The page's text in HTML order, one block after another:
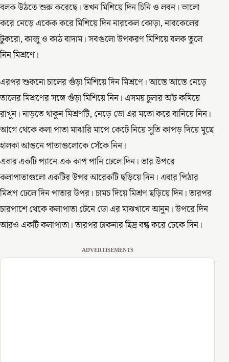
বলক উঠতে শুরু করেছে। তখন মিশিয়ে দিন চিনি ও লবন। ভালো
করে নেড়ে একেক করে মিশিয়ে দিন নারকেল কোড়া, নারকেলের
টুকরো, কাজু ও কাঠ বাদাম। সবগুলো উপকরণ মিশিয়ে বলক তুলে
নিন মিশ্রণে।
এরপর শুকনো চালের গুঁড়া মিশিয়ে দিন মিশ্রণে। আস্তে আস্তে নেড়ে
তালের মিশ্রণের সঙ্গে গুঁড়া মিশিয়ে নিন। এসময় চুলার আঁচ কমিয়ে
রাখুন। নাড়তে থাকুন মিশ্রণটি, নেড়ে ডো এর মতো করে বানিয়ে নিন।
আগে থেকে কলা পাতা মাঝারি মাপে কেটে নিয়ে সুতি কাপড় দিয়ে মুছে
হালকা আগুনে পাতাগুলোকে সেঁকে নিন।
এবার একটি প্যানে এক কাপ পানি ঢেলে দিন। তার উপরে
কলাপাতাগুলো একটির উপর আরেকটি ছড়িয়ে দিন। এবার পিঠার
মিশ্রণ ঢেলে দিন পাতার উপর। চামচ দিয়ে মিশ্রণ ছড়িয়ে দিন। তারপর
চারপাশে থেকে কলাপাতা টেনে ডো এর মাঝখানে আনুন। উপরে দিন
আরও একটি কলাপাতা। তারপর ঢাকনার ছিদ্র বন্ধ করে ঢেকে দিন।
ADVERTISEMENTS